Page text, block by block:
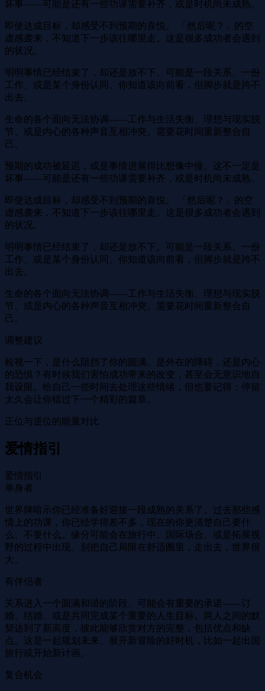
坏事——可能是还有一些功课需要补齐，或是时机尚未成熟。
即使达成目标，却感受不到预期的喜悦。 「然后呢？」的空
虚感袭来，不知道下一步该往哪里走。这是很多成功者会遇到
的状况。
明明事情已经结束了，却还是放不下。可能是一段关系、一份
工作、或是某个身份认同。你知道该向前看，但脚步就是跨不
出去。
生命的各个面向无法协调——工作与生活失衡、理想与现实脱
节、或是内心的各种声音互相冲突。需要花时间重新整合自
己。
预期的成功被延迟，或是事情进展得比想像中慢。这不一定是
坏事——可能是还有一些功课需要补齐，或是时机尚未成熟。
即使达成目标，却感受不到预期的喜悦。 「然后呢？」的空
虚感袭来，不知道下一步该往哪里走。这是很多成功者会遇到
的状况。
明明事情已经结束了，却还是放不下。可能是一段关系、一份
工作、或是某个身份认同。你知道该向前看，但脚步就是跨不
出去。
生命的各个面向无法协调——工作与生活失衡、理想与现实脱
节、或是内心的各种声音互相冲突。需要花时间重新整合自
己。
调整建议
检视一下，是什么阻挡了你的圆满。是外在的障碍，还是内心
的恐惧？有时候我们害怕成功带来的改变，甚至会无意识地自
我设限。给自己一些时间去处理这些情绪，但也要记得：停留
太久会让你错过下一个精彩的篇章。
正位与逆位的能量对比
爱情指引
爱情指引
单身者
世界牌暗示你已经准备好迎接一段成熟的关系了。过去那些感
情上的功课，你已经学得差不多，现在的你更清楚自己要什
么、不要什么。缘分可能会在旅行中、国际场合、或是拓展视
野的过程中出现。别把自己局限在舒适圈里，走出去，世界很
大。
有伴侣者
关系进入一个圆满和谐的阶段。可能会有重要的承诺——订
婚、结婚、或是共同完成某个重要的人生目标。两人之间的默
契达到了新高度，彼此能够欣赏对方的完整，包括优点和缺
点。这是一起规划未来、展开新冒险的好时机，比如一起出国
旅行或开始新计画。
复合机会